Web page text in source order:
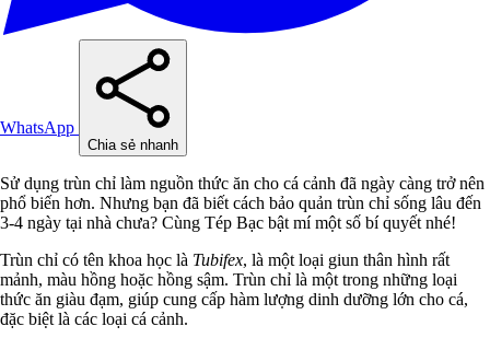
WhatsApp
Chia sẻ nhanh
Sử dụng trùn chỉ làm nguồn thức ăn cho cá cảnh đã ngày càng trở nên
phổ biến hơn. Nhưng bạn đã biết cách bảo quản trùn chỉ sống lâu đến
3-4 ngày tại nhà chưa? Cùng Tép Bạc bật mí một số bí quyết nhé!
Trùn chỉ có tên khoa học là Tubifex, là một loại giun thân hình rất
mảnh, màu hồng hoặc hồng sậm. Trùn chỉ là một trong những loại
thức ăn giàu đạm, giúp cung cấp hàm lượng dinh dưỡng lớn cho cá,
đặc biệt là các loại cá cảnh.